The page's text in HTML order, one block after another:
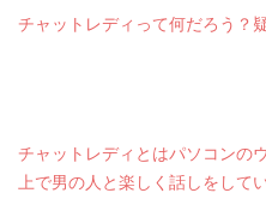
チャットレディって何だろう？
チャットレディとはパソコンの
上で男の人と楽しく話しをして